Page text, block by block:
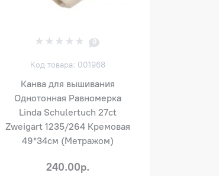
0
Код товара: 001968
Канва для вышивания
Однотонная Равномерка
Linda Schulertuch 27ct
Zweigart 1235/264 Кремовая
49*34см (Метражом)
240.00р.